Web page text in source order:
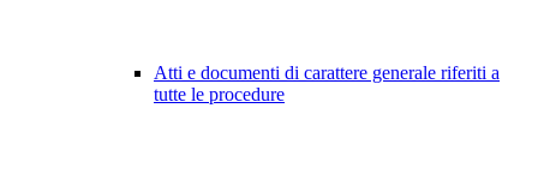
Atti e documenti di carattere generale riferiti a
tutte le procedure